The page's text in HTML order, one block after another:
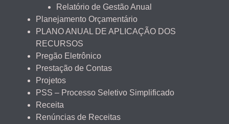
Relatório de Gestão Anual
Planejamento Orçamentário
PLANO ANUAL DE APLICAÇÃO DOS
RECURSOS
Pregão Eletrônico
Prestação de Contas
Projetos
PSS – Processo Seletivo Simplificado
Receita
Renúncias de Receitas